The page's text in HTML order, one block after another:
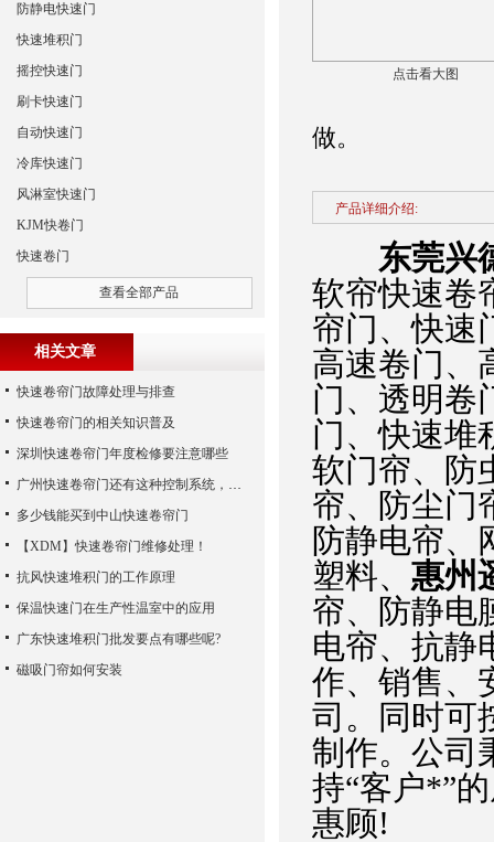
点击看大图
做。
产品详细介绍:
东莞兴
软帘快速卷
帘门、快速
高速卷门、
门、透明卷
门、快速堆
软门帘、防
帘、防尘门
防静电帘、
塑料、 惠州
帘、防静电
电帘、抗静
作、销售、
司。同时可
制作。公司
持“客户*”
惠顾!
防静电快速门
快速堆积门
摇控快速门
刷卡快速门
自动快速门
冷库快速门
风淋室快速门
KJM快卷门
快速卷门
查看全部产品
相关文章
快速卷帘门故障处理与排查
快速卷帘门的相关知识普及
深圳快速卷帘门年度检修要注意哪些
广州快速卷帘门还有这种控制系统，您知道吗？
多少钱能买到中山快速卷帘门
【XDM】快速卷帘门维修处理！
抗风快速堆积门的工作原理
保温快速门在生产性温室中的应用
广东快速堆积门批发要点有哪些呢?
磁吸门帘如何安装